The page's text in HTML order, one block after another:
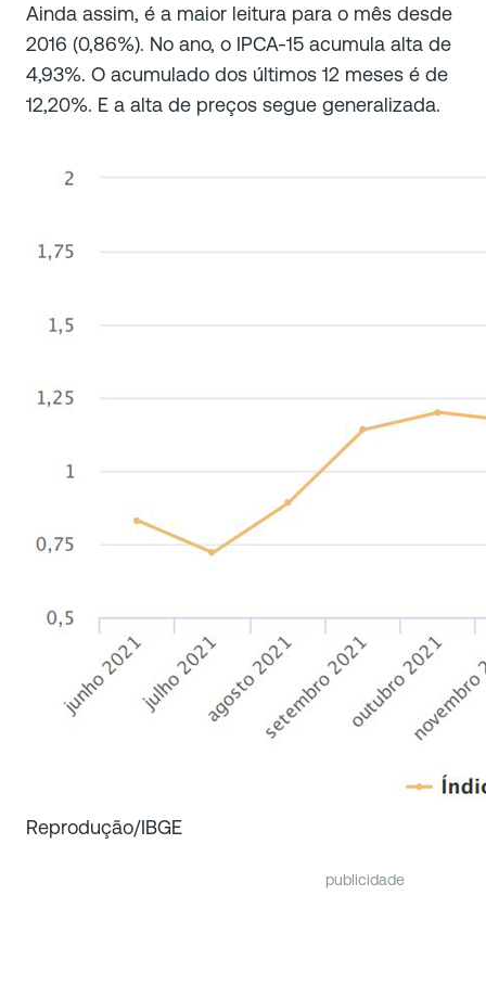
Ainda assim, é a maior leitura para o mês desde
2016 (0,86%). No ano, o IPCA-15 acumula alta de
4,93%. O acumulado dos últimos 12 meses é de
12,20%. E a alta de preços segue generalizada.
Reprodução/IBGE
publicidade